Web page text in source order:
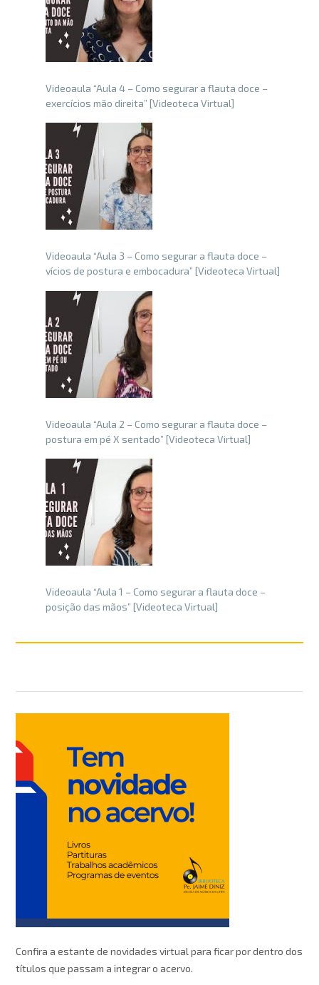
Videoaula “Aula 4 – Como segurar a flauta doce –
exercícios mão direita” [Videoteca Virtual]
Videoaula “Aula 3 – Como segurar a flauta doce –
vícios de postura e embocadura” [Videoteca Virtual]
Videoaula “Aula 2 – Como segurar a flauta doce –
postura em pé X sentado” [Videoteca Virtual]
Videoaula “Aula 1 – Como segurar a flauta doce –
posição das mãos” [Videoteca Virtual]
Confira a estante de novidades virtual para ficar por dentro dos
títulos que passam a integrar o acervo.